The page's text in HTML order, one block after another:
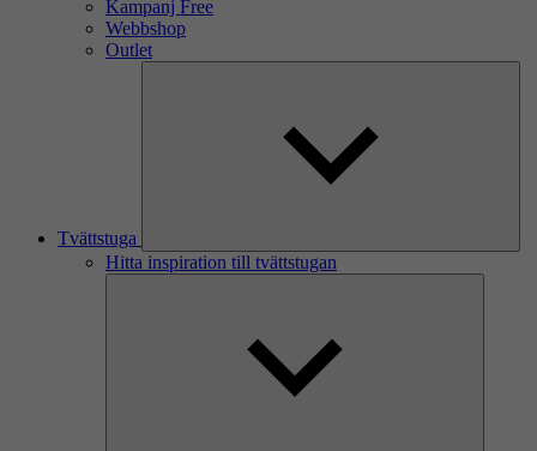
Kampanj Free
Webbshop
Outlet
Tvättstuga
Hitta inspiration till tvättstugan